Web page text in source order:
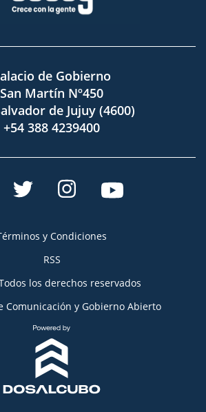
de Gobierno
San Martín Nº450
de Jujuy (4600)
+54 388 4239400
y Condiciones
RSS
los derechos reservados
Comunicación y Gobierno Abierto